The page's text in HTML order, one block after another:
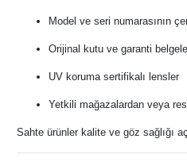
Model ve seri numarasının
Orijinal kutu ve garanti
UV koruma sertifikalı lensler
Yetkili mağazalardan veya
Sahte ürünler kalite ve göz sağlığı